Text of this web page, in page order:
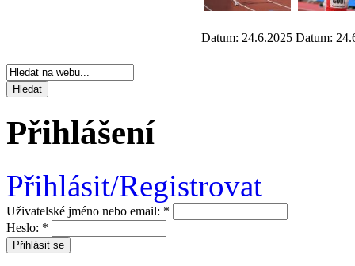
Datum: 24.6.2025 Datum:
Přihlášení
Přihlásit/Registrovat
Uživatelské jméno nebo email: *
Heslo: *